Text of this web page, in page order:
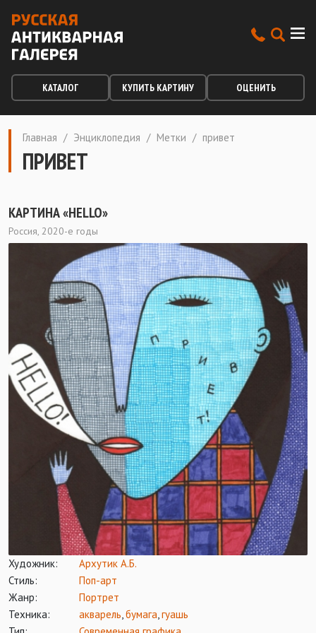
КАТАЛОГ КУПИТЬ КАРТИНУ ОЦЕНИТЬ
Главная / Энциклопедия / Метки / привет
ПРИВЕТ
КАРТИНА «HELLO»
Россия, 2020-е годы
Художник:
Архутик А.Б.
Стиль:
Поп-арт
Жанр:
Портрет
Техника:
акварель,бумага,гуашь